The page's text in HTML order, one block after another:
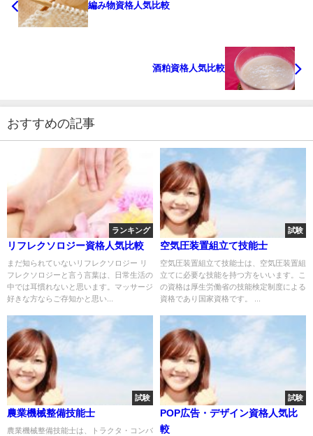
編み物資格人気比較
酒粕資格人気比較
おすすめの記事
ランキング
リフレクソロジー資格人気比較
まだ知られていないリフレクソロジー リ
フレクソロジーと言う言葉は、日常生活の
中では耳慣れないと思います。マッサージ
好きな方ならご存知かと思い...
試験
空気圧装置組立て技能士
空気圧装置組立て技能士は、空気圧装置組
立てに必要な技能を持つ方をいいます。こ
の資格は厚生労働省の技能検定制度による
資格であり国家資格です。 ...
試験
農業機械整備技能士
農業機械整備技能士は、トラクタ・コンバ
試験
POP広告・デザイン資格人気比
較